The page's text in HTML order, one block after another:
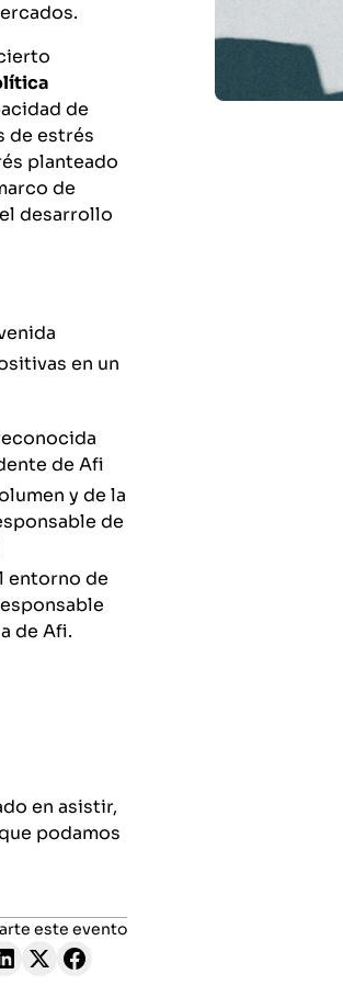
de
de estrés
planteado
de
desarrollo
en un
de Afi
y de la
de
entorno de
de Afi.
en asistir,
podamos
este evento